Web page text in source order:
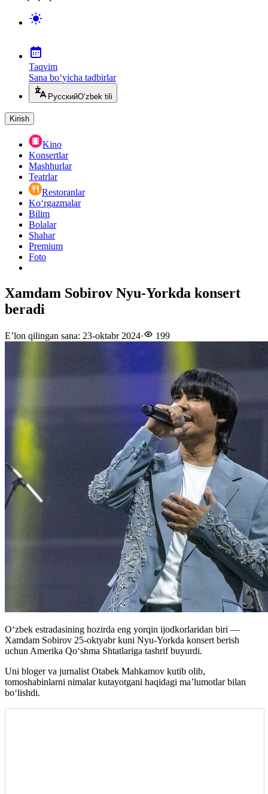
Taqvim
Sana bo‘yicha tadbirlar
РусскийO‘zbek tili
Kirish
Kino
Konsertlar
Mashhurlar
Teatrlar
Restoranlar
Ko‘rgazmalar
Bilim
Bolalar
Shahar
Premium
Foto
Xamdam Sobirov Nyu-Yorkda konsert
beradi
E’lon qilingan sana: 23-oktabr 2024· 199
Oʻzbek estradasining hozirda eng yorqin ijodkorlaridan biri —
Xamdam Sobirov 25-oktyabr kuni Nyu-Yorkda konsert berish
uchun Amerika Qoʻshma Shtatlariga tashrif buyurdi.
Uni bloger va jurnalist Otabek Mahkamov kutib olib,
tomoshabinlarni nimalar kutayotgani haqidagi ma’lumotlar bilan
boʻlishdi.